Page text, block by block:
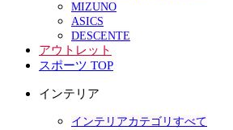
MIZUNO
ASICS
DESCENTE
アウトレット
スポーツ TOP
インテリア
インテリアカテゴリすべて